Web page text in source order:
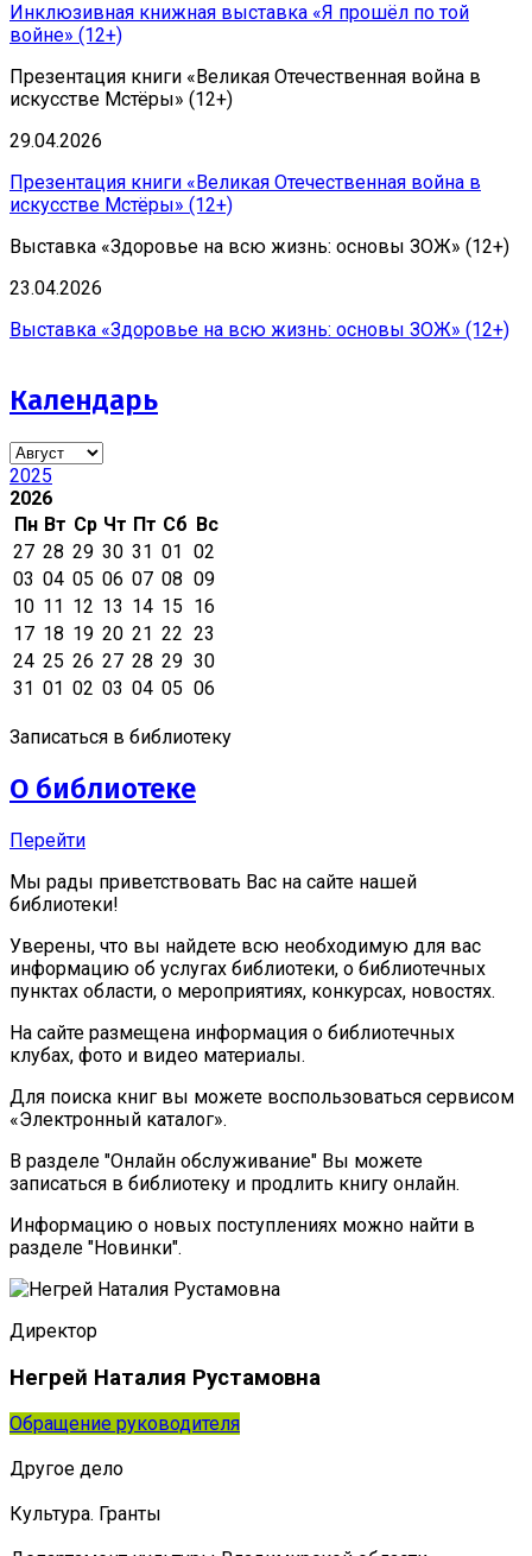
Инклюзивная книжная выставка «Я прошёл по той
войне» (12+)
Презентация книги «Великая Отечественная война в
искусстве Мстёры» (12+)
29.04.2026
Презентация книги «Великая Отечественная война в
искусстве Мстёры» (12+)
Выставка «Здоровье на всю жизнь: основы ЗОЖ» (12+)
23.04.2026
Выставка «Здоровье на всю жизнь: основы ЗОЖ» (12+)
Календарь
2025
2026
Пн Вт Ср Чт Пт Сб Вс
27 28 29 30 31 01 02
03 04 05 06 07 08 09
10 11 12 13 14 15 16
17 18 19 20 21 22 23
24 25 26 27 28 29 30
31 01 02 03 04 05 06
Записаться в библиотеку
О библиотеке
Перейти
Мы рады приветствовать Вас на сайте нашей
библиотеки!
Уверены, что вы найдете всю необходимую для вас
информацию об услугах библиотеки, о библиотечных
пунктах области, о мероприятиях, конкурсах, новостях.
На сайте размещена информация о библиотечных
клубах, фото и видео материалы.
Для поиска книг вы можете воспользоваться сервисом
«Электронный каталог».
В разделе "Онлайн обслуживание" Вы можете
записаться в библиотеку и продлить книгу онлайн.
Информацию о новых поступлениях можно найти в
разделе "Новинки".
Директор
Негрей Наталия Рустамовна
Обращение руководителя
Другое дело
Культура. Гранты